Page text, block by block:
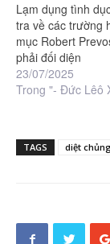
Lạm dụng tình
tra về các trường
mục Robert
phải đối diện
23/07/2025
Trong "- Đức Lêô
TAGS diệt